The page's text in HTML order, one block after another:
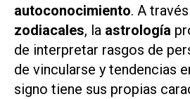
autoconocimiento. A
zodiacales, la astrología
de interpretar rasgos de
de vincularse y tendencias
signo tiene sus propias